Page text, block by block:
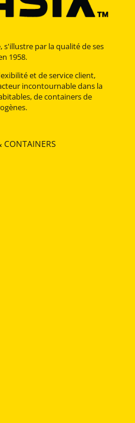
par la qualité de ses
1958.
et de service client,
incontournable dans la
de containers de
CONTAINERS